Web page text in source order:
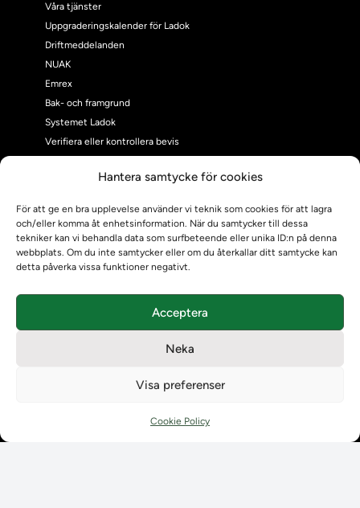
Hantera samtycke för cookies
För att ge en bra upplevelse använder vi teknik som cookies för att lagra
och/eller komma åt enhetsinformation. När du samtycker till dessa
tekniker kan vi behandla data som surfbeteende eller unika ID:n på denna
webbplats. Om du inte samtycker eller om du återkallar ditt samtycke kan
detta påverka vissa funktioner negativt.
Acceptera
Neka
Visa preferenser
Cookie Policy
Våra tjänster
Uppgraderingskalender för Ladok
Driftmeddelanden
NUAK
Emrex
Bak- och framgrund
Systemet Ladok
Verifiera eller kontrollera bevis
Om Ladokkonsortiet
Ladokkonsortiet internationellt
Vision, strategi och produktplan
Användarkontakter
Kontaktuppgifter till lärosätenas Ladoksupport